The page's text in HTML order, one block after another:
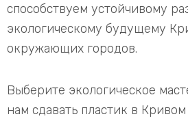
способствуем устойчивому
экологическому будущему
окружающих городов.
Выберите экологическое
нам сдавать пластик в